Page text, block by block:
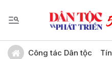
Công tác Dân tộc